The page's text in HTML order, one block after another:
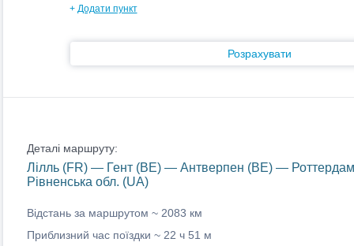
+ Додати пункт
Розрахувати
Деталі маршруту:
Лілль (FR) — Гент (BE) — Антверпен (BE) —
Рівненська обл. (UA)
Відстань за маршрутом ~ 2083 км
Приблизний час поїздки ~ 22 ч 51 м